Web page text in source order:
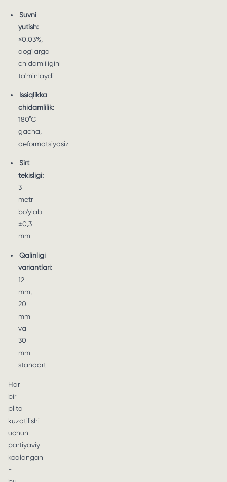
Suvni
yutish:
≤0.03%,
dog'larga
chidamliligini
ta'minlaydi
Issiqlikka
chidamlilik:
180°C
gacha,
deformatsiyasiz
Sirt
tekisligi:
3
metr
bo'ylab
±0,3
mm
Qalinligi
variantlari:
12
mm,
20
mm
va
30
mm
standart
Har
bir
plita
kuzatilishi
uchun
partiyaviy
kodlangan
-